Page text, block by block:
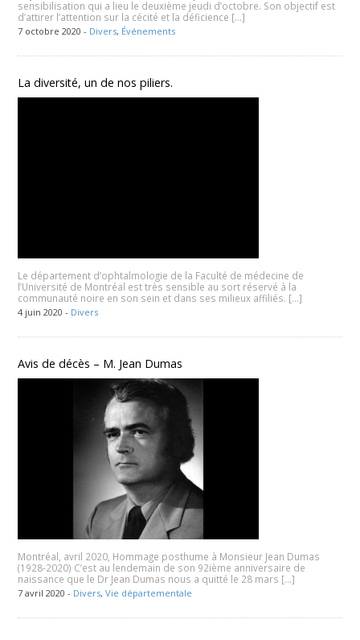
sensibilisation qui a lieu le deuxième jeudi d’octobre. Son objectif est
d’attirer l’attention sur la cécité et la déficience […]
7 octobre 2020 - Divers, Événements
La diversité, un de nos piliers.
Le département d’ophtalmologie de la Faculté de médecine de
l’Université de Montréal est très sensible au sort réservé à la
communauté noire en son sein et dans ses milieux affiliés. […]
4 juin 2020 - Divers
Avis de décès – M. Jean Dumas
Montréal, avril 2020, Hommage posthume à Monsieur Jean Dumas
(1928-2020) C’est au lendemain de son 92ième anniversaire de
naissance que le Dr Jean Dumas nous a quitté le 28 mars […]
7 avril 2020 - Divers,Vie départementale